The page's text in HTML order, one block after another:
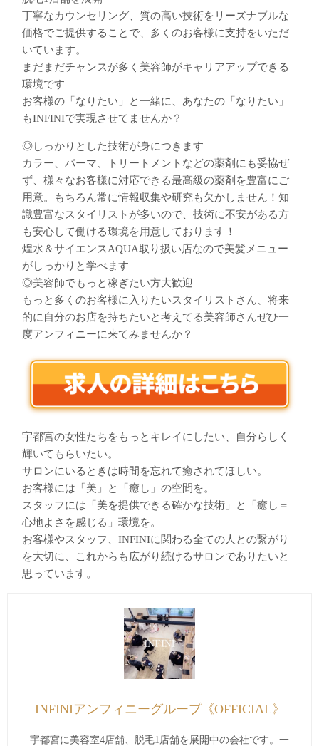
丁寧なカウンセリング、質の高い技術をリーズナブルな
価格でご提供することで、多くのお客様に支持をいただ
いています。
まだまだチャンスが多く美容師がキャリアアップできる
環境です
お客様の「なりたい」と一緒に、あなたの「なりたい」
もINFINIで実現させてませんか？
◎しっかりとした技術が身につきます
カラー、パーマ、トリートメントなどの薬剤にも妥協ぜ
ず、様々なお客様に対応できる最高級の薬剤を豊富にご
用意。もちろん常に情報収集や研究も欠かしません！知
識豊富なスタイリストが多いので、技術に不安がある方
も安心して働ける環境を用意しております！
煌水＆サイエンスAQUA取り扱い店なので美髪メニュー
がしっかりと学べます
◎美容師でもっと稼ぎたい方大歓迎
もっと多くのお客様に入りたいスタイリストさん、将来
的に自分のお店を持ちたいと考えてる美容師さんぜひ一
度アンフィニーに来てみませんか？
宇都宮の女性たちをもっとキレイにしたい、自分らしく
輝いてもらいたい。
サロンにいるときは時間を忘れて癒されてほしい。
お客様には「美」と「癒し」の空間を。
スタッフには「美を提供できる確かな技術」と「癒し＝
心地よさを感じる」環境を。
お客様やスタッフ、INFINIに関わる全ての人との繋がり
を大切に、これからも広がり続けるサロンでありたいと
思っています。
INFINIアンフィニーグループ《OFFICIAL》
宇都宮に美容室4店舗、脱毛1店舗を展開中の会社です。一